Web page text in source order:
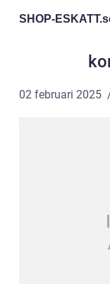
SHOP-ESKATT.
02 februari 2025